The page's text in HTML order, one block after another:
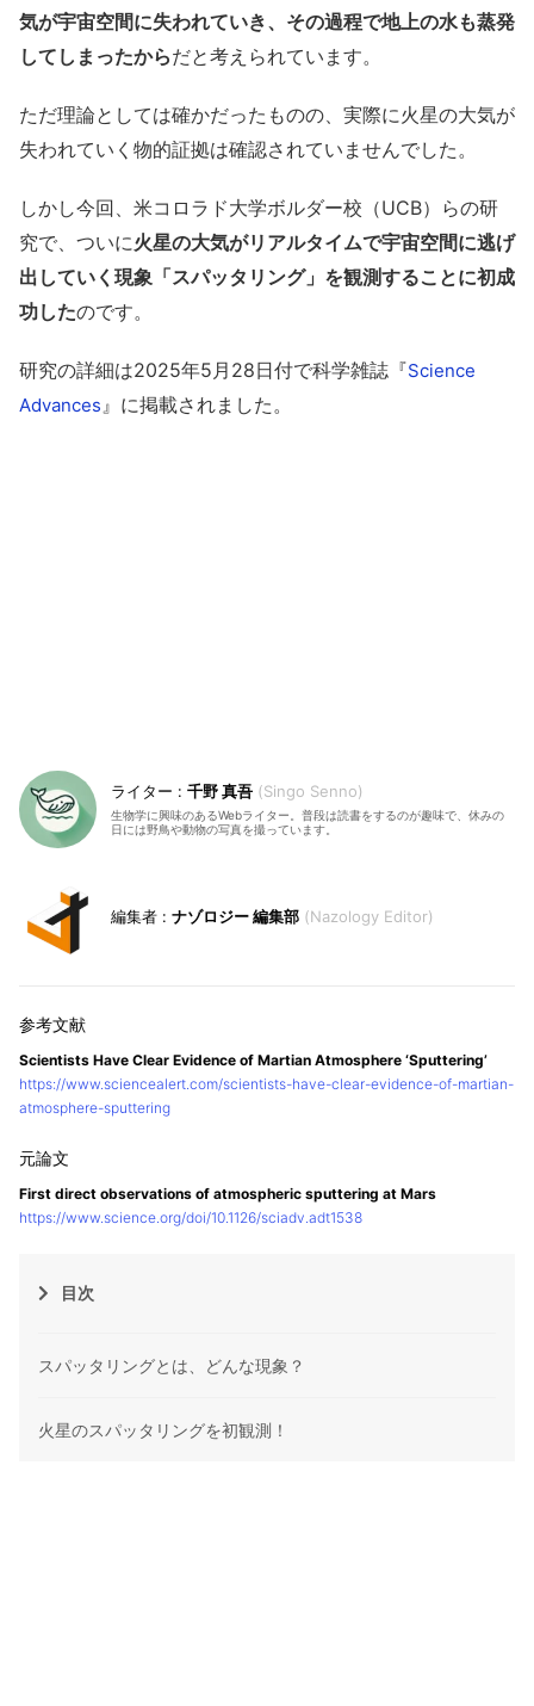
気が宇宙空間に失われていき、その過程で地上の水も蒸発
してしまったからだと考えられています。
ただ理論としては確かだったものの、実際に火星の大気が
失われていく物的証拠は確認されていませんでした。
しかし今回、米コロラド大学ボルダー校（UCB）らの研
究で、ついに火星の大気がリアルタイムで宇宙空間に逃げ
出していく現象「スパッタリング」を観測することに初成
功したのです。
研究の詳細は2025年5月28日付で科学雑誌『Science
Advances 』に掲載されました。
千野 真吾 Singo Senno
生物学に興味のあるWebライター。普段は読書をするのが趣味で、休みの
日には野鳥や動物の写真を撮っています。
ナゾロジー 編集部 Nazology Editor
Scientists Have Clear Evidence of Martian Atmosphere ‘Sputtering’
https://www.sciencealert.com/scientists-have-clear-evidence-of-martian-
atmosphere-sputtering
First direct observations of atmospheric sputtering at Mars
https://www.science.org/doi/10.1126/sciadv.adt1538
目次
スパッタリングとは、どんな現象？
火星のスパッタリングを初観測！